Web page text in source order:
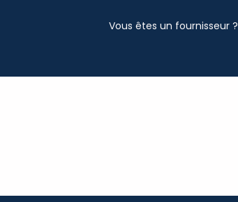
Vous êtes un fournisseur ?